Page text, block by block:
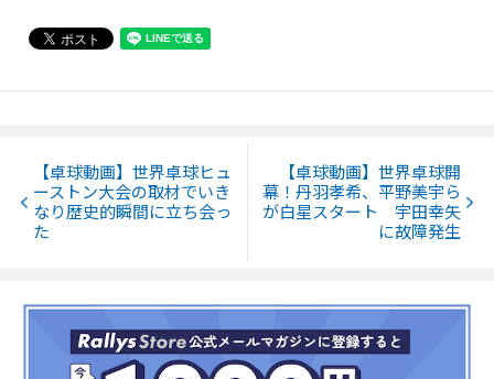
【卓球動画】世界卓球ヒュ
ーストン大会の取材でいき
なり歴史的瞬間に立ち会っ
た
【卓球動画】世界卓球開
幕！丹羽孝希、平野美宇ら
が白星スタート 宇田幸矢
に故障発生